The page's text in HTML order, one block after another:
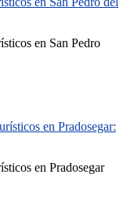
en San Pedro
en Pradosegar:
en Pradosegar